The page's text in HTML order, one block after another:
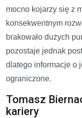
mocno kojarzy się z
konsekwentnym
brakowało dużych
pozostaje jednak
dlatego informacje o
ograniczone.
Tomasz
kariery